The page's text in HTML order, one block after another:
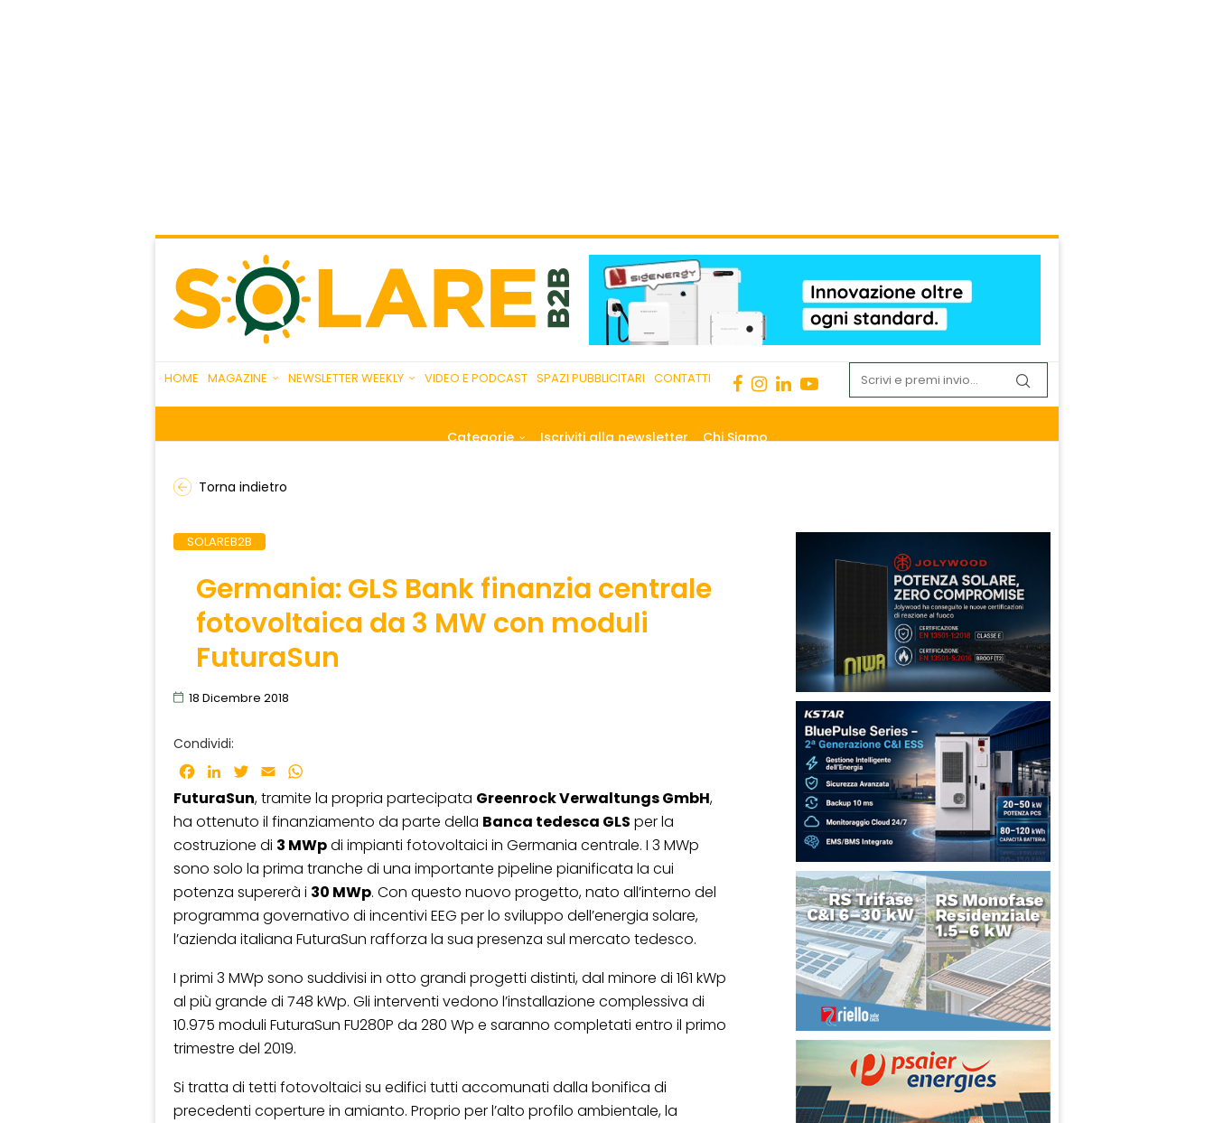
HOME MAGAZINE NEWSLETTER WEEKLY VIDEO E PODCAST SPAZI PUBBLICITARI CONTATTI
Categorie Iscriviti alla newsletter Chi Siamo
Torna indietro
SOLAREB2B
Germania: GLS Bank finanzia centrale
fotovoltaica da 3 MW con moduli
FuturaSun
18 Dicembre 2018
Condividi:
Facebook
LinkedInTwitter
Email
FuturaSun, tramite la propria partecipata Greenrock Verwaltungs GmbH,
ha ottenuto il finanziamento da parte della Banca tedesca GLS per la
costruzione di 3 MWpdi impianti fotovoltaici in Germania centrale. I 3 MWp
sono solo la prima tranche di una importante pipeline pianificata la cui
potenza supererà i 30 MWp. Con questo nuovo progetto, nato all’interno del
programma governativo di incentivi EEG per lo sviluppo dell’energia solare,
l’azienda italiana FuturaSun rafforza la sua presenza sul mercato tedesco.
I primi 3 MWp sono suddivisi in otto grandi progetti distinti, dal minore di 161 kWp
al più grande di 748 kWp. Gli interventi vedono l’installazione complessiva di
10.975 moduli FuturaSun FU280P da 280 Wp e saranno completati entro il primo
trimestre del 2019.
Si tratta di tetti fotovoltaici su edifici tutti accomunati dalla bonifica di
precedenti coperture in amianto. Proprio per l’alto profilo ambientale, la